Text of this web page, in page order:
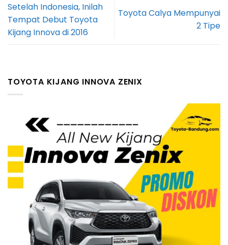
Setelah Indonesia, Inilah
Tempat Debut Toyota
Kijang Innova di 2016
Toyota Calya Mempunyai
2 Tipe
TOYOTA KIJANG INNOVA ZENIX